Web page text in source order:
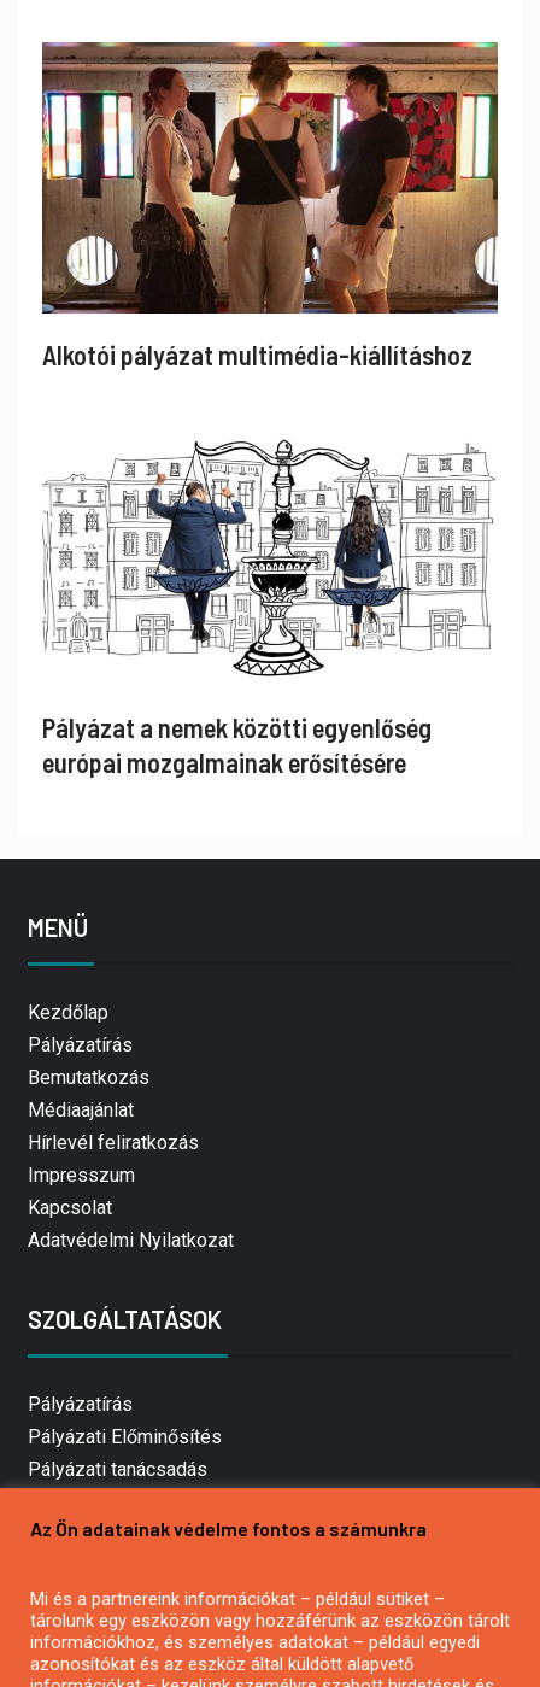
Alkotói pályázat multimédia-kiállításhoz
Pályázat a nemek közötti egyenlőség
európai mozgalmainak erősítésére
MENÜ
Kezdőlap
Pályázatírás
Bemutatkozás
Médiaajánlat
Hírlevél feliratkozás
Impresszum
Kapcsolat
Adatvédelmi Nyilatkozat
SZOLGÁLTATÁSOK
Pályázatírás
Pályázati Előminősítés
Pályázati tanácsadás
Mezőgazdasági pályázatírás
Pályázatírás civil szervezeteknek
Pályázatírás önkormányzatoknak
Pályázatfigyelés
Az Ön adatainak védelme fontos a számunkra
Mi és a partnereink információkat – például sütiket –
tárolunk egy eszközön vagy hozzáférünk az eszközön tárolt
információkhoz, és személyes adatokat – például egyedi
azonosítókat és az eszköz által küldött alapvető